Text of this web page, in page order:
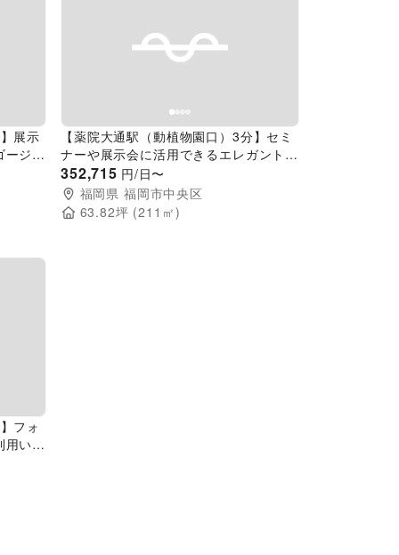
展示
ージャ
Previous slide
【薬院大通駅（動植物園口）3分】セミ
ナーや展示会に活用できるエレガントな
イベントスペース
352,715 円/日〜
福岡県 福岡市中央区
63.82坪 (211 ㎡)
フォ
用いた